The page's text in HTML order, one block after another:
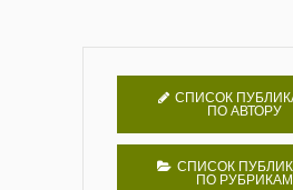
СПИСОК
ПО АВТОРУ
СПИСОК
ПО РУБРИКАМ